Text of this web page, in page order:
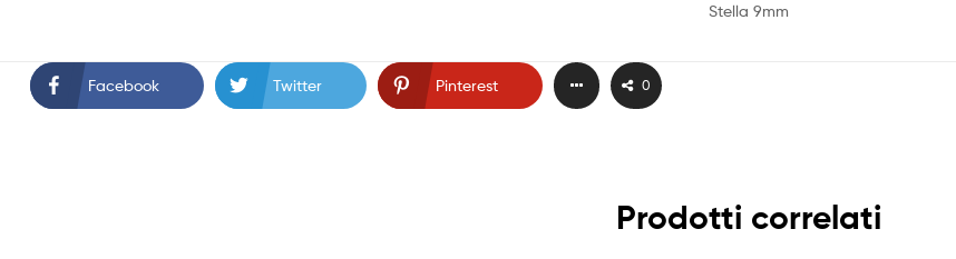
Stella 9mm
Facebook Twitter Pinterest 0
Prodotti correlati